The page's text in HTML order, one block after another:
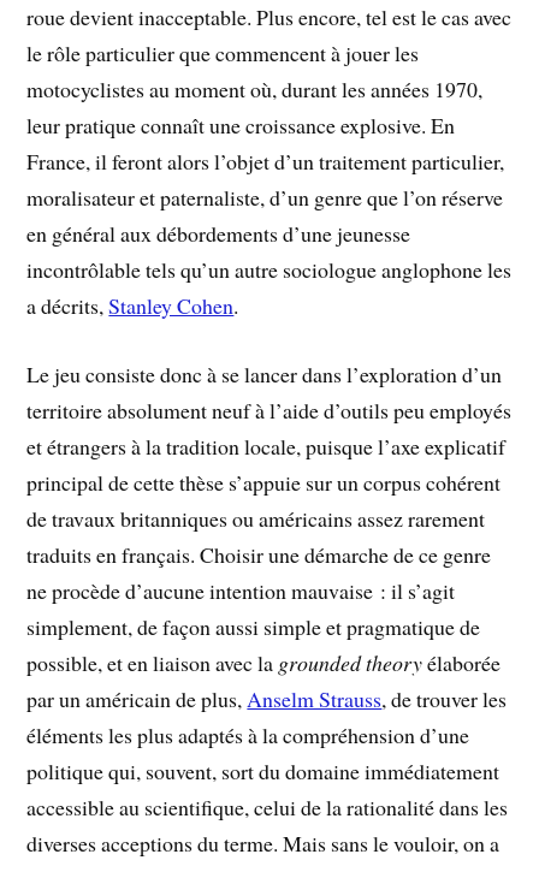
roue devient inacceptable. Plus encore, tel est le cas avec
le rôle particulier que commencent à jouer les
motocyclistes au moment où, durant les années 1970,
leur pratique connaît une croissance explosive. En
France, il feront alors l’objet d’un traitement particulier,
moralisateur et paternaliste, d’un genre que l’on réserve
en général aux débordements d’une jeunesse
incontrôlable tels qu’un autre sociologue anglophone les
a décrits,Stanley Cohen.
Le jeu consiste donc à se lancer dans l’exploration d’un
territoire absolument neuf à l’aide d’outils peu employés
et étrangers à la tradition locale, puisque l’axe explicatif
principal de cette thèse s’appuie sur un corpus cohérent
de travaux britanniques ou américains assez rarement
traduits en français. Choisir une démarche de ce genre
ne procède d’aucune intention mauvaise : il s’agit
simplement, de façon aussi simple et pragmatique de
possible, et en liaison avec la grounded theoryélaborée
par un américain de plus, Anselm Strauss, de trouver les
éléments les plus adaptés à la compréhension d’une
politique qui, souvent, sort du domaine immédiatement
accessible au scientifique, celui de la rationalité dans les
diverses acceptions du terme. Mais sans le vouloir, on a